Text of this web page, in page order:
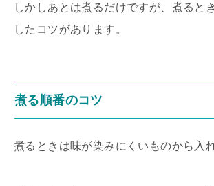
しかしあとは煮るだけですが、煮ると
したコツがあります。
煮る順番のコツ
煮るときは味が染みにくいものから入